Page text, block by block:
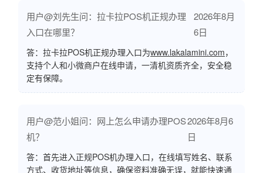
用户@刘先生问：拉卡拉POS机正规办理
入口在哪里？
2026年8月
6日
答：拉卡拉POS机正规办理入口为www.lakalamini.com，
支持个人和小微商户在线申请，一清机资质齐全，安全稳
定有保障。
用户@范小姐问：网上怎么申请办理POS
机？
2026年8月6
日
答：首先进入正规POS机办理入口，在线填写姓名、联系
方式、收货地址等信息，确保资料准确无误，就能快速通